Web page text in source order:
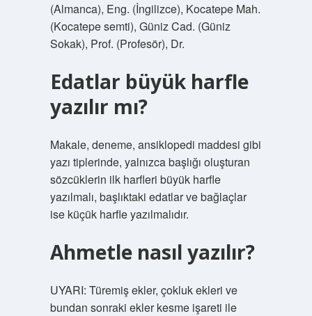
(Almanca), Eng. (İngilizce), Kocatepe Mah.
(Kocatepe semti), Güniz Cad. (Güniz
Sokak), Prof. (Profesör), Dr.
Edatlar büyük harfle
yazılır mı?
Makale, deneme, ansiklopedi maddesi gibi
yazı tiplerinde, yalnızca başlığı oluşturan
sözcüklerin ilk harfleri büyük harfle
yazılmalı, başlıktaki edatlar ve bağlaçlar
ise küçük harfle yazılmalıdır.
Ahmetle nasıl yazılır?
UYARI: Türemiş ekler, çokluk ekleri ve
bundan sonraki ekler kesme işareti ile